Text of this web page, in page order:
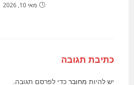
מאי 10, 2026
כתיבת תגובה
יש להיות מחובר כדי לפרסם תגובה.